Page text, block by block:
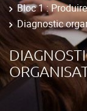
Bloc 1 :
Diagnostic